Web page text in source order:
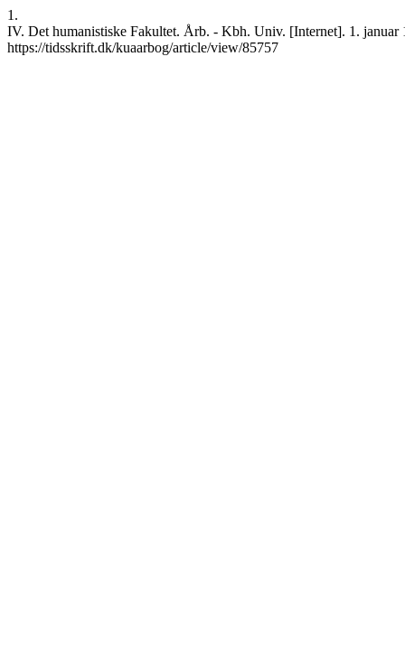
1.
IV. Det humanistiske Fakultet. Årb. - Kbh. Univ. [Internet]. 1.
https://tidsskrift.dk/kuaarbog/article/view/85757